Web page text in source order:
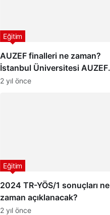
AUZEF finalleri ne zaman?
İstanbul Üniversitesi AUZEF
bitirme sınavı takvimi
Eğitim
2 yıl önce
2024 TR-YÖS/1 sonuçları ne
zaman açıklanacak?
Eğitim
2 yıl önce